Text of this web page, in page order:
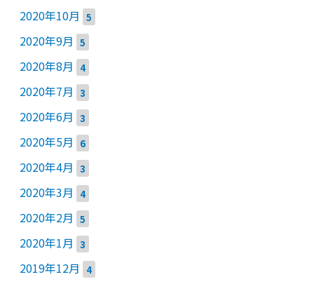
2020年10月 5
2020年9月 5
2020年8月 4
2020年7月 3
2020年6月 3
2020年5月 6
2020年4月 3
2020年3月 4
2020年2月 5
2020年1月 3
2019年12月 4